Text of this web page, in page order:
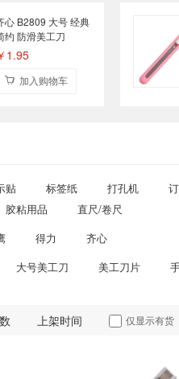
心 B2809 大号 经典
约 防滑美工刀
1.95
加入购物车
贴 标签纸 打孔机
胶粘用品
直尺/卷尺
得力
齐心
大号美工刀 美工刀片
上架时间 仅显示有货